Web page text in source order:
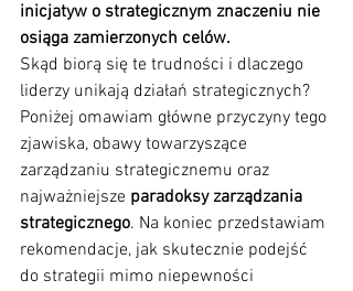
inicjatyw o strategicznym znaczeniu nie
osiąga zamierzonych celów.
Skąd biorą się te trudności i dlaczego
liderzy unikają działań strategicznych?
Poniżej omawiam główne przyczyny tego
zjawiska, obawy towarzyszące
zarządzaniu strategicznemu oraz
najważniejsze paradoksy zarządzania
strategicznego. Na koniec przedstawiam
rekomendacje, jak skutecznie podejść
do strategii mimo niepewności